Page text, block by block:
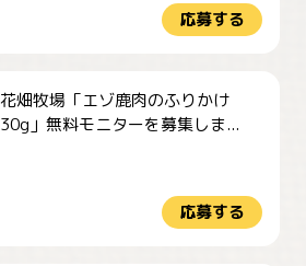
応募する
花畑牧場「エゾ鹿肉のふりかけ
30g」無料モニターを募集しま...
応募する